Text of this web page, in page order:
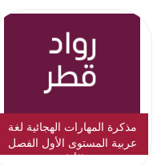
مذكرة المهارات الهجائية لغة
عربية المستوى الأول الفصل